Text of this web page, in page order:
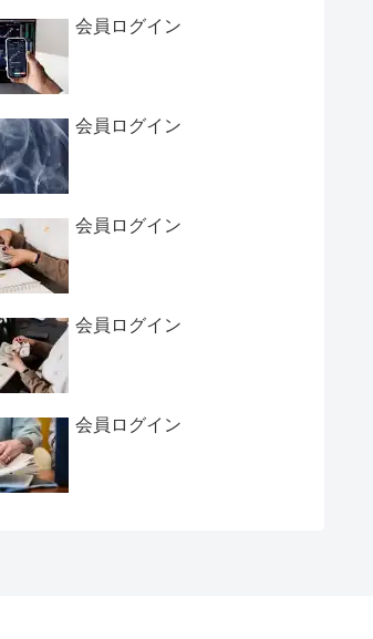
会員ログイン
会員ログイン
会員ログイン
会員ログイン
会員ログイン